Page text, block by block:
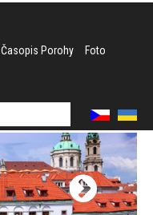
Časopis Porohy Foto